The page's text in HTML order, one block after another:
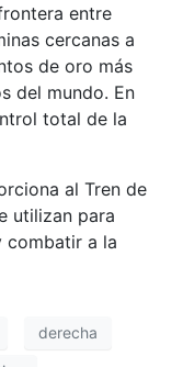
entre
cercanas a
de oro más
del mundo. En
total de la
al Tren de
utilizan para
combatir a la
derecha